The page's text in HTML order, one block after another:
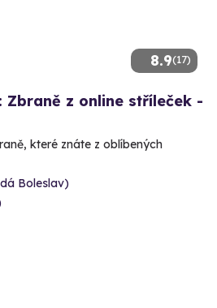
8.9(17)
z online stříleček -
které znáte z oblíbených
Boleslav)